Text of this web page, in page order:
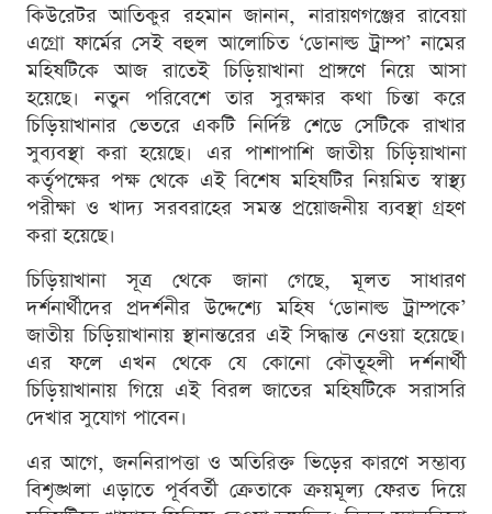
কিউরেটর আতিকুর রহমান জানান, নারায়ণগঞ্জের রাবেয়া
এগ্রো ফার্মের সেই বহুল আলোচিত ‘ডোনাল্ড ট্রাম্প’ নামের
মহিষটিকে আজ রাতেই চিড়িয়াখানা প্রাঙ্গণে নিয়ে আসা
হয়েছে। নতুন পরিবেশে তার সুরক্ষার কথা চিন্তা করে
চিড়িয়াখানার ভেতরে একটি নির্দিষ্ট শেডে সেটিকে রাখার
সুব্যবস্থা করা হয়েছে। এর পাশাপাশি জাতীয় চিড়িয়াখানা
কর্তৃপক্ষের পক্ষ থেকে এই বিশেষ মহিষটির নিয়মিত স্বাস্থ্য
পরীক্ষা ও খাদ্য সরবরাহের সমস্ত প্রয়োজনীয় ব্যবস্থা গ্রহণ
করা হয়েছে।
চিড়িয়াখানা সূত্র থেকে জানা গেছে, মূলত সাধারণ
দর্শনার্থীদের প্রদর্শনীর উদ্দেশ্যে মহিষ ‘ডোনাল্ড ট্রাম্পকে’
জাতীয় চিড়িয়াখানায় স্থানান্তরের এই সিদ্ধান্ত নেওয়া হয়েছে।
এর ফলে এখন থেকে যে কোনো কৌতূহলী দর্শনার্থী
চিড়িয়াখানায় গিয়ে এই বিরল জাতের মহিষটিকে সরাসরি
দেখার সুযোগ পাবেন।
এর আগে, জননিরাপত্তা ও অতিরিক্ত ভিড়ের কারণে সম্ভাব্য
বিশৃঙ্খলা এড়াতে পূর্ববর্তী ক্রেতাকে ক্রয়মূল্য ফেরত দিয়ে